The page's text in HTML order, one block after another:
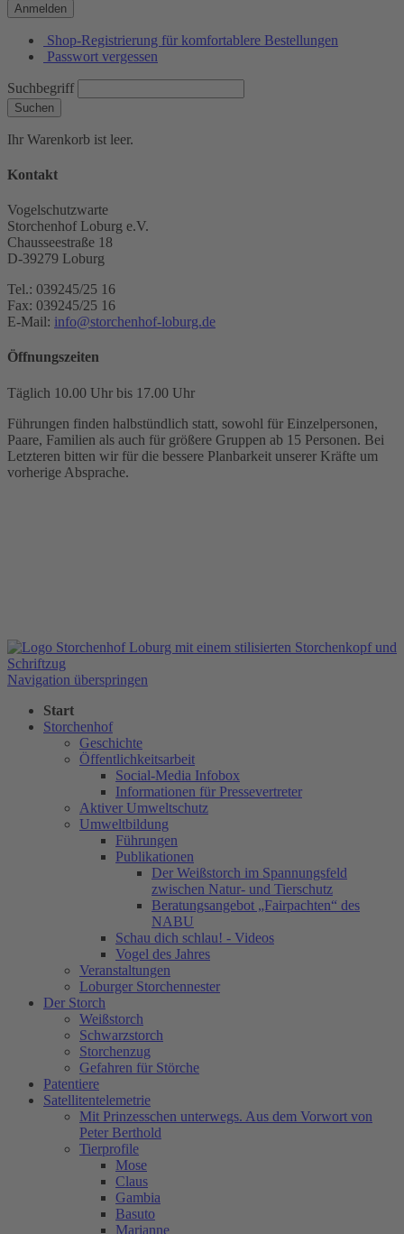
Anmelden
Shop-Registrierung für komfortablere Bestellungen
Passwort vergessen
Suchbegriff
Suchen
Ihr Warenkorb ist leer.
Kontakt
Vogelschutzwarte
Storchenhof Loburg e.V.
Chausseestraße 18
D-39279 Loburg
Tel.: 039245/25 16
Fax: 039245/25 16
E-Mail: info@storchenhof-loburg.de
Öffnungszeiten
Täglich 10.00 Uhr bis 17.00 Uhr
Führungen finden halbstündlich statt, sowohl für Einzelpersonen,
Paare, Familien als auch für größere Gruppen ab 15 Personen. Bei
Letzteren bitten wir für die bessere Planbarkeit unserer Kräfte um
vorherige Absprache.
Navigation überspringen
Start
Storchenhof
Geschichte
Öffentlichkeitsarbeit
Social-Media Infobox
Informationen für Pressevertreter
Aktiver Umweltschutz
Umweltbildung
Führungen
Publikationen
Der Weißstorch im Spannungsfeld
zwischen Natur- und Tierschutz
Beratungsangebot „Fairpachten“ des
NABU
Schau dich schlau! - Videos
Vogel des Jahres
Veranstaltungen
Loburger Storchennester
Der Storch
Weißstorch
Schwarzstorch
Storchenzug
Gefahren für Störche
Patentiere
Satellitentelemetrie
Mit Prinzesschen unterwegs. Aus dem Vorwort von
Peter Berthold
Tierprofile
Mose
Claus
Gambia
Basuto
Marianne